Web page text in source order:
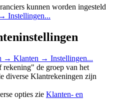
kunnen worden ingesteld
Instellingen...
→ Klanten → Instellingen...
de groep van het
diverse Klantrekeningen zijn
opties zie Klanten- en